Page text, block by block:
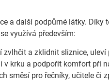
a další podpůrné látky.
využívá především:
zvlhčit a zklidnit sliznice,
v krku a podpořit komfort při
směsí pro řečníky, učitele či